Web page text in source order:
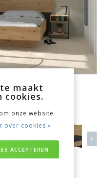
maakt
cookies.
onze website
over cookies »
ACCEPTEREN